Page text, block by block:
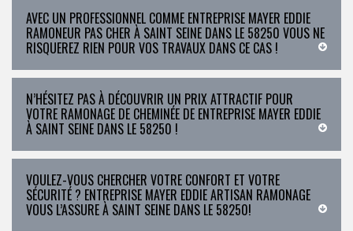
AVEC UN PROFESSIONNEL COMME ENTREPRISE MAYER EDDIE
RAMONEUR PAS CHER À SAINT SEINE DANS LE 58250 VOUS NE
RISQUEREZ RIEN POUR VOS TRAVAUX DANS CE CAS !
N’HÉSITEZ PAS À DÉCOUVRIR UN PRIX ATTRACTIF POUR
VOTRE RAMONAGE DE CHEMINÉE DE ENTREPRISE MAYER EDDIE
À SAINT SEINE DANS LE 58250 !
VOULEZ-VOUS CHERCHER VOTRE CONFORT ET VOTRE
SÉCURITÉ ? ENTREPRISE MAYER EDDIE ARTISAN RAMONAGE
VOUS L’ASSURE À SAINT SEINE DANS LE 58250!